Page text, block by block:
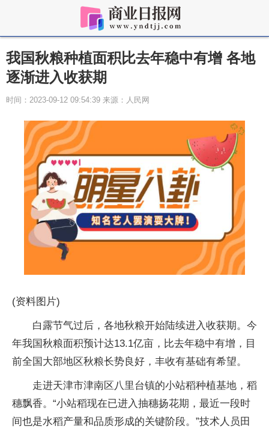
我国秋粮种植面积比去年稳中有增 各地
逐渐进入收获期
时间：2023-09-12 09:54:39 来源：人民网
(资料图片)
白露节气过后，各地秋粮开始陆续进入收获期。今
年我国秋粮面积预计达13.1亿亩，比去年稳中有增，目
前全国大部地区秋粮长势良好，丰收有基础有希望。
走进天津市津南区八里台镇的小站稻种植基地，稻
穗飘香。“小站稻现在已进入抽穗扬花期，最近一段时
间也是水稻产量和品质形成的关键阶段。”技术人员田